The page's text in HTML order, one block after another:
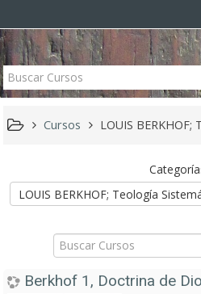
Cursos LOUIS
Cursos
Berkhof 1, Doctrina de